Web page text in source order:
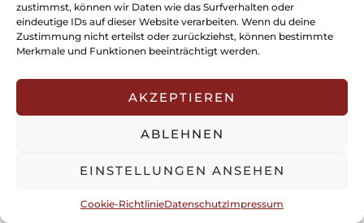
zustimmst, können wir Daten wie das Surfverhalten oder
eindeutige IDs auf dieser Website verarbeiten. Wenn du deine
Zustimmung nicht erteilst oder zurückziehst, können bestimmte
Merkmale und Funktionen beeinträchtigt werden.
AKZEPTIEREN
ABLEHNEN
EINSTELLUNGEN ANSEHEN
Cookie-RichtlinieDatenschutzImpressum